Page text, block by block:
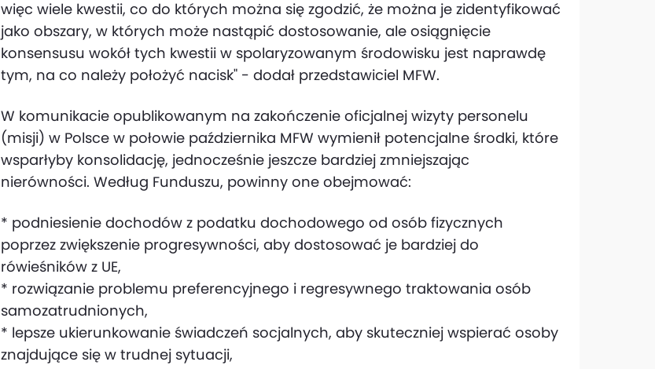
więc wiele kwestii, co do których można się zgodzić, że można je zidentyfikować
jako obszary, w których może nastąpić dostosowanie, ale osiągnięcie
konsensusu wokół tych kwestii w spolaryzowanym środowisku jest naprawdę
tym, na co należy położyć nacisk" - dodał przedstawiciel MFW.
W komunikacie opublikowanym na zakończenie oficjalnej wizyty personelu
(misji) w Polsce w połowie października MFW wymienił potencjalne środki, które
wsparłyby konsolidację, jednocześnie jeszcze bardziej zmniejszając
nierówności. Według Funduszu, powinny one obejmować:
* podniesienie dochodów z podatku dochodowego od osób fizycznych
poprzez zwiększenie progresywności, aby dostosować je bardziej do
rówieśników z UE,
* rozwiązanie problemu preferencyjnego i regresywnego traktowania osób
samozatrudnionych,
* lepsze ukierunkowanie świadczeń socjalnych, aby skuteczniej wspierać osoby
znajdujące się w trudnej sytuacji,